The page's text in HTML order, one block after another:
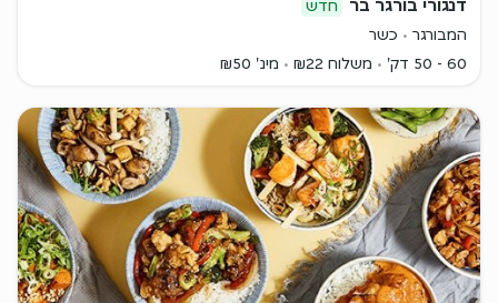
דנגורי בורגר בר
חדש
המבורגר
כשר
60 - 50 דק'
משלוח ₪22 מינ' ₪50